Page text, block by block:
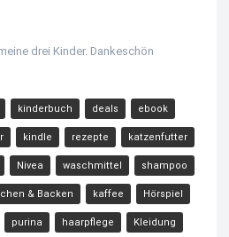
drei Kinder. Dankeschön
kinderbuch deals ebook
kindle rezepte katzenfutter
Nivea waschmittel shampoo
& Backen kaffee Hörspiel
purina haarpflege Kleidung